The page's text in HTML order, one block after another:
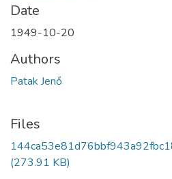
Date
1949-10-20
Authors
Patak Jenő
Files
(273.91 KB)